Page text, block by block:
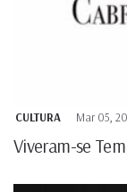
CULTURA Mar 05,
Viveram-se